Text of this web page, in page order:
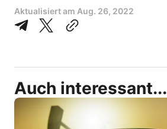
Aktualisiert am Aug. 26, 2022
Auch interessant...